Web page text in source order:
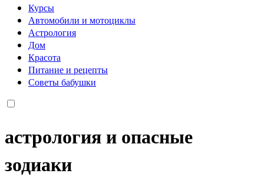
Курсы
Автомобили и мотоциклы
Астрология
Дом
Красота
Питание и рецепты
Советы бабушки
астрология и опасные
зодиаки